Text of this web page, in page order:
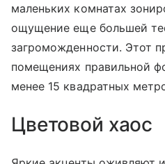
маленьких комнатах
ощущение еще большей
загроможденности. Этот
помещениях правильной
менее 15 квадратных
Цветовой хаос